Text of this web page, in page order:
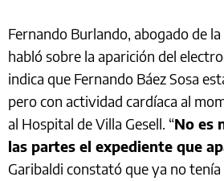
Fernando Burlando, abogado de la
habló sobre la aparición del
indica que Fernando Báez Sosa
pero con actividad cardíaca al
al Hospital de Villa Gesell. “No es
las partes el expediente que
Garibaldi constató que ya no